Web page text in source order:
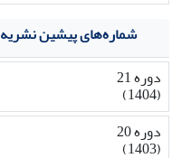
شماره‌های پیشین نشریه
دوره 21
(1404)
دوره 20
(1403)